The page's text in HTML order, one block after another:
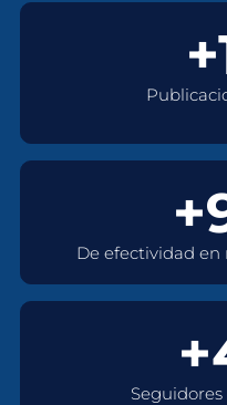
De efectividad en